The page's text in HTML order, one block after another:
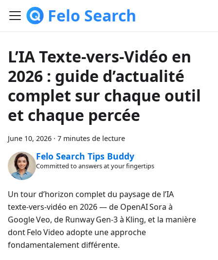
Felo Search
L’IA Texte‑vers‑Vidéo en
2026 : guide d’actualité
complet sur chaque outil
et chaque percée
June 10, 2026 · 7 minutes de lecture
Felo Search Tips Buddy
Committed to answers at your fingertips
Un tour d’horizon complet du paysage de l’IA
texte‑vers‑vidéo en 2026 — de OpenAI Sora à
Google Veo, de Runway Gen‑3 à Kling, et la manière
dont Felo Video adopte une approche
fondamentalement différente.